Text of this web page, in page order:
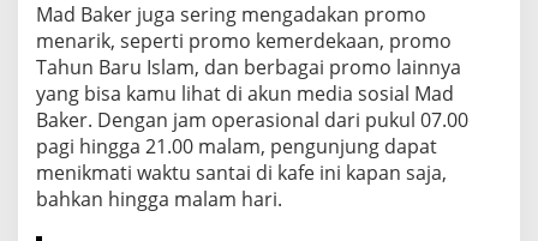
Mad Baker juga sering mengadakan promo
menarik, seperti promo kemerdekaan, promo
Tahun Baru Islam, dan berbagai promo lainnya
yang bisa kamu lihat di akun media sosial Mad
Baker. Dengan jam operasional dari pukul 07.00
pagi hingga 21.00 malam, pengunjung dapat
menikmati waktu santai di kafe ini kapan saja,
bahkan hingga malam hari.